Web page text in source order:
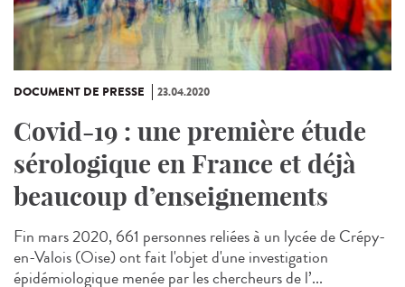
DOCUMENT DE PRESSE 23.04.2020
Covid-19 : une première étude
sérologique en France et déjà
beaucoup d’enseignements
Fin mars 2020, 661 personnes reliées à un lycée de Crépy-
en-Valois (Oise) ont fait l'objet d'une investigation
épidémiologique menée par les chercheurs de l’...